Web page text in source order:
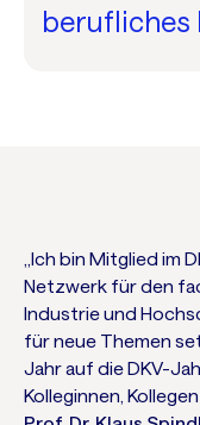
berufliches
„Ich bin Mitglied im
Netzwerk für den
Industrie und
für neue Themen
Jahr auf die DKV-
Kolleginnen,